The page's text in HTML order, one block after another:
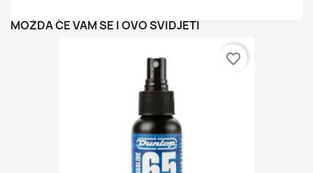
MOŽDA ĆE VAM SE I OVO SVIDJETI
favorite_border